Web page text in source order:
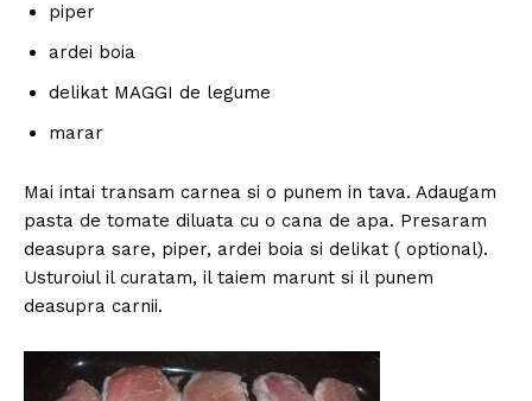
piper
ardei boia
delikat MAGGI de legume
marar
Mai intai transam carnea si o punem in tava. Adaugam
pasta de tomate diluata cu o cana de apa. Presaram
deasupra sare, piper, ardei boia si delikat ( optional).
Usturoiul il curatam, il taiem marunt si il punem
deasupra carnii.